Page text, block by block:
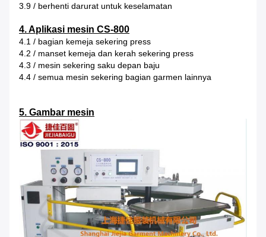
3.9 / berhenti darurat untuk keselamatan
4. Aplikasi mesin CS-800
4.1 / bagian kemeja sekering press
4.2 / manset kemeja dan kerah sekering press
4.3 / mesin sekering saku depan baju
4.4 / semua mesin sekering bagian garmen lainnya
5. Gambar mesin